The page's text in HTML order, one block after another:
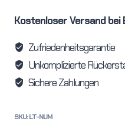
destellos
Lasertrack
Kostenloser Versand bei
Zufriedenheitsgarantie
Unkomplizierte
Sichere Zahlungen
SKU:LT-NUM